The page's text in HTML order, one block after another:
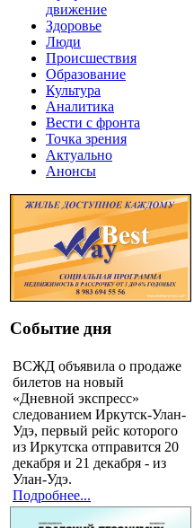
движение
Здоровье
Люди
Происшествия
Образование
Культура
Аналитика
Вести с фронта
Точка зрения
Актуально
Анонсы
Событие дня
ВСЖД объявила о продаже
билетов на новый
«Дневной экспресс»
следованием Иркутск-Улан-
Удэ, первый рейс которого
из Иркутска отправится 20
декабря и 21 декабря - из
Улан-Удэ.
Подробнее...